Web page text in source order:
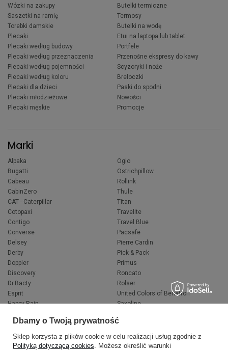
Wózki na zakupy
Saszetki na ramię
Torebki damskie
Plecaki
Plecaki według budowy
Plecaki według przeznaczenia
Plecaki według pojemności
Plecaki według koloru
Plecaki dla dzieci
Plecaki młodzieżowe
Plecaki męskie
Butelki termiczne
Termosy
Butelki na wodę
Etui na laptopa lub tablet
Portfele
Przenośne ekspresy do kawy
Scyzoryki i noże
Breloczki
Paski do spodni
Nowości
Promocje
Marki
Alpaka
Bugatti
Cabeau
CabinZero
CAT - Caterpillar
Cotopaxi
Contigo
Converse
Delsey
Derby
Doppler
Discovery
Dr.Bacty
Esprit
Happy Rain
Hedgren
Herschel
Jeep
Ogio
Ostrichpillow
Rollink
Thule
Titan
Travelite
Travel Blue
Pacsafe
Pierre Cardin
Pick & Pack
Primus
Roncato
Rolser
United Colors of Benetton
Saxoline
Wenger
Victorinox
Volkswagen
Dbamy o Twoją prywatność
Sklep korzysta z plików cookie w celu realizacji usług zgodnie z
Polityką dotyczącą cookies. Możesz określić warunki